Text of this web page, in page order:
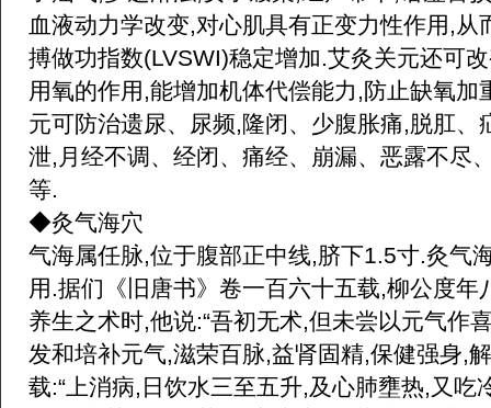
血液动力学改变,对心肌具有正变力性作用,
搏做功指数(LVSWI)稳定增加.艾灸关元还可
用氧的作用,能增加机体代偿能力,防止缺氧加
元可防治遗尿、尿频,隆闭、少腹胀痛,脱肛、
泄,月经不调、经闭、痛经、崩漏、恶露不尽
等.
◆灸气海穴
气海属任脉,位于腹部正中线,脐下1.5寸.灸气
用.据们《旧唐书》卷一百六十五载,柳公度
养生之术时,他说:“吾初无术,但未尝以元气作
发和培补元气,滋荣百脉,益肾固精,保健强身,
载:“上消病,日饮水三至五升,及心肺壅热,又